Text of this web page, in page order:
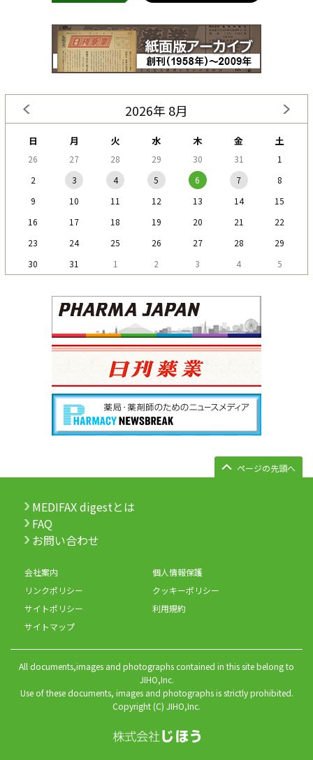
2026年 8月
日 月 火 水 木 金 土
26 27 28 29 30 31
1
2
3 4 5 6 7
8
9
10 11 12 13 14
15
16
17 18 19 20 21
22
23
24 25 26 27 28
29
30
31 1 2 3 4 5
ページの先頭へ
MEDIFAX digestとは
FAQ
お問い合わせ
会社案内
個人情報保護
リンクポリシー
クッキーポリシー
サイトポリシー
利用規約
サイトマップ
All documents,images and photographs contained in this site belong to
JIHO,Inc.
Use of these documents, images and photographs is strictly prohibited.
Copyright (C) JIHO,Inc.